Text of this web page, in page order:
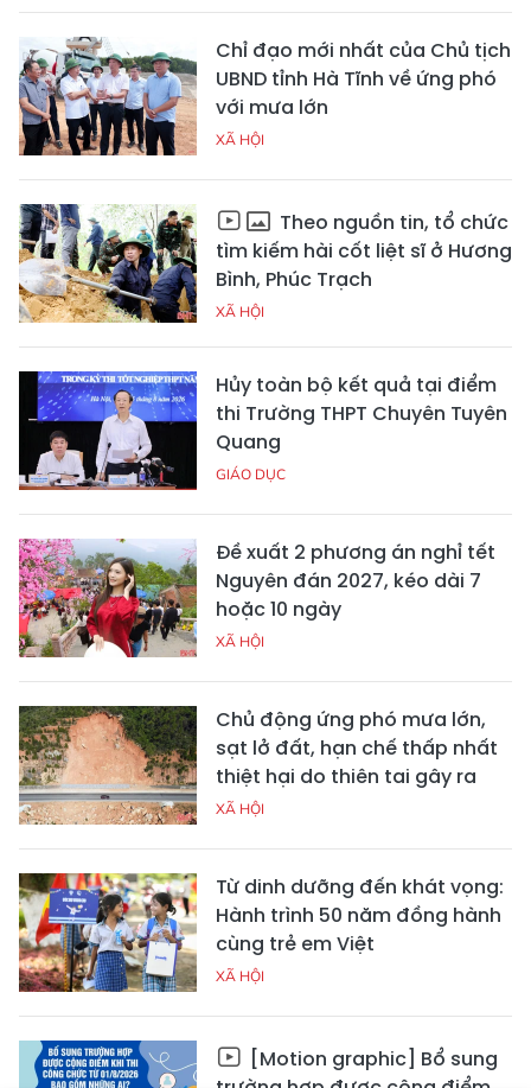
Chỉ đạo mới nhất của Chủ tịch
UBND tỉnh Hà Tĩnh về ứng phó
với mưa lớn
XÃ HỘI
Theo nguồn tin, tổ chức
tìm kiếm hài cốt liệt sĩ ở Hương
Bình, Phúc Trạch
XÃ HỘI
Hủy toàn bộ kết quả tại điểm
thi Trường THPT Chuyên Tuyên
Quang
GIÁO DỤC
Đề xuất 2 phương án nghỉ tết
Nguyên đán 2027, kéo dài 7
hoặc 10 ngày
XÃ HỘI
Chủ động ứng phó mưa lớn,
sạt lở đất, hạn chế thấp nhất
thiệt hại do thiên tai gây ra
XÃ HỘI
Từ dinh dưỡng đến khát vọng:
Hành trình 50 năm đồng hành
cùng trẻ em Việt
XÃ HỘI
[Motion graphic] Bổ sung